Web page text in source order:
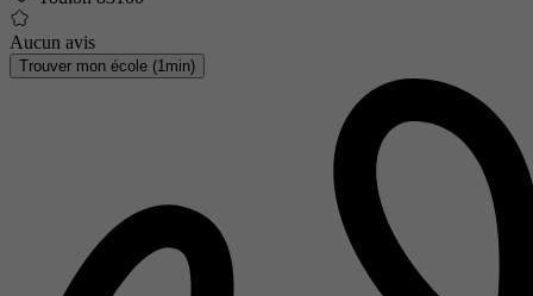
Aucun avis
Trouver mon école (1min)